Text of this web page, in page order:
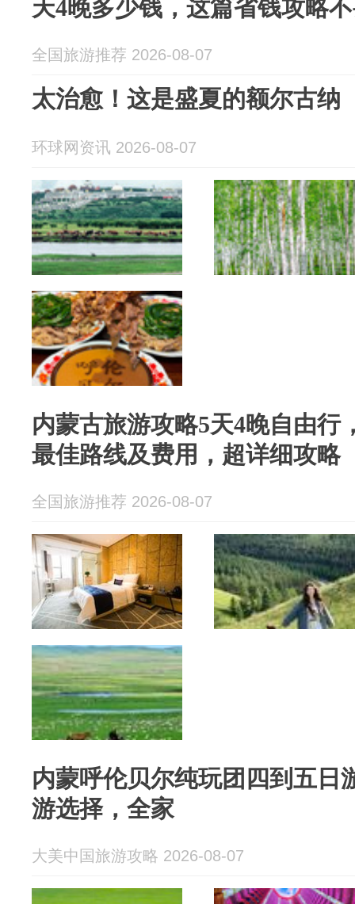
天4晚多少钱，这篇省钱攻略
全国旅游推荐 2026-08-07
太治愈！这是盛夏的额尔古纳
环球网资讯 2026-08-07
内蒙古旅游攻略5天4晚自由行
最佳路线及费用，超详细攻略
全国旅游推荐 2026-08-07
内蒙呼伦贝尔纯玩团四到五日
游选择，全家
大美中国旅游攻略 2026-08-07